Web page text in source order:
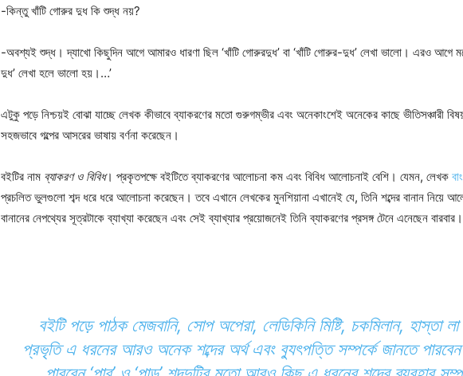
-কিন্তু খাঁটি গোরুর দুধ কি শুদ্ধ নয়?
-অবশ্যই শুদ্ধ। দ্যাখো কিছুদিন আগে আমারও ধারণা ছিল ‘খাঁটি গোরুরদুধ’ বা ‘খাঁটি গোরুর-দুধ’ লেখা ভালো। এরও আগে
দুধ’ লেখা হলে ভালো হয়।…’
এটুকু পড়ে নিশ্চয়ই বোঝা যাচ্ছে লেখক কীভাবে ব্যাকরণের মতো গুরুগম্ভীর এবং অনেকাংশেই অনেকের কাছে ভীতিসঞ্চারী
সহজভাবে গল্পের আসরের ভাষায় বর্ণনা করেছেন।
বইটির নাম ব্যাকরণ ও বিবিধ। প্রকৃতপক্ষে বইটিতে ব্যাকরণের আলোচনা কম এবং বিবিধ আলোচনাই বেশি। যেমন, লেখক
প্রচলিত ভুলগুলো শব্দ ধরে ধরে আলোচনা করেছেন। তবে এখানে লেখকের মুনশিয়ানা এখানেই যে, তিনি শব্দের বানান নিয়ে
বানানের নেপথ্যের সূত্রটাকে ব্যাখ্যা করেছেন এবং সেই ব্যাখ্যার প্রয়োজনেই তিনি ব্যাকরণের প্রসঙ্গ টেনে এনেছেন বারবার।
বইটি পড়ে পাঠক মেজবানি, সোপ অপেরা, লেডিকিনি মিষ্টি, চকমিলান, হাস্তা
প্রভৃতি এ ধরনের আরও অনেক শব্দের অর্থ এবং ব্যুৎপত্তি সম্পর্কে জানতে